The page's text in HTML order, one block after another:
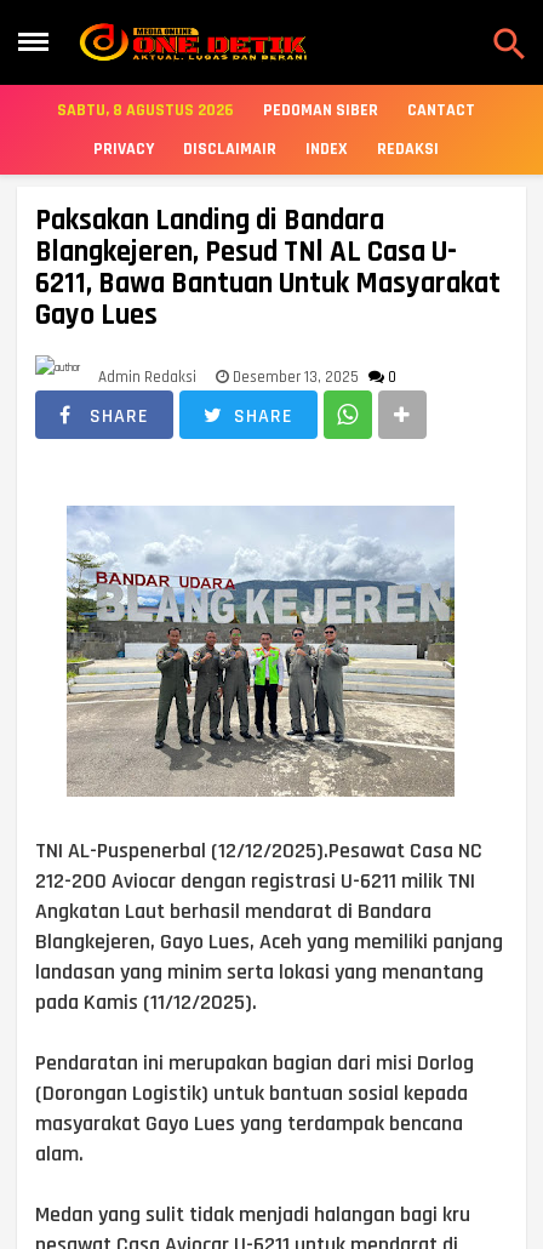

SABTU, 8 AGUSTUS 2026 PEDOMAN SIBER
CANTACT
PRIVACY
DISCLAIMAIR INDEX REDAKSI
Paksakan Landing di Bandara
Blangkejeren, Pesud TNl AL Casa U-
6211, Bawa Bantuan Untuk Masyarakat
Gayo Lues
Admin Redaksi Desember 13, 2025 0
SHARE SHARE
TNI AL-Puspenerbal (12/12/2025).Pesawat Casa NC
212-200 Aviocar dengan registrasi U-6211 milik TNI
Angkatan Laut berhasil mendarat di Bandara
Blangkejeren, Gayo Lues, Aceh yang memiliki panjang
landasan yang minim serta lokasi yang menantang
pada Kamis (11/12/2025).
Pendaratan ini merupakan bagian dari misi Dorlog
(Dorongan Logistik) untuk bantuan sosial kepada
masyarakat Gayo Lues yang terdampak bencana
alam.
Medan yang sulit tidak menjadi halangan bagi kru